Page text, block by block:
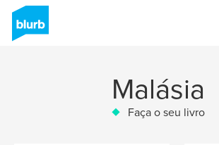
Malásia
Faça o seu livro